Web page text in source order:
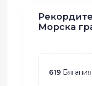
Морска
619 Бягания